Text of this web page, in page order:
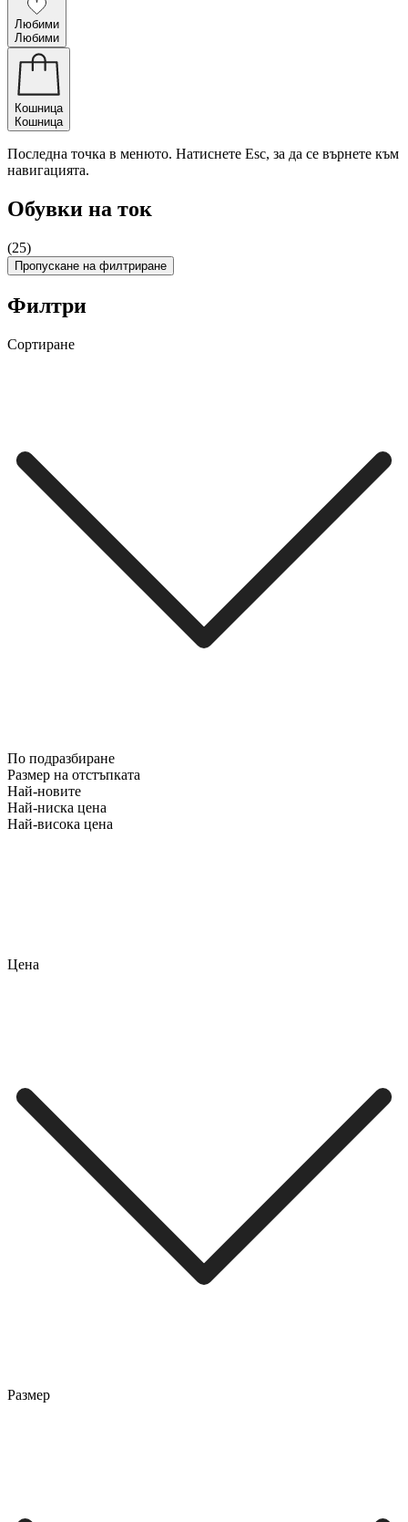
Любими
Любими
Кошница
Кошница
Последна точка в менюто. Натиснете Esc, за да се върнете към
навигацията.
Обувки на ток
(25)
Пропускане на филтриране
Филтри
Сортиране
По подразбиране
Размер на отстъпката
Най-новите
Най-ниска цена
Най-висока цена
Цена
Размер